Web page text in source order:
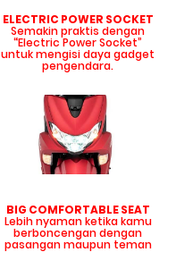
ELECTRIC POWER SOCKET
Semakin praktis dengan
“Electric Power Socket”
untuk mengisi daya gadget
pengendara.
BIG COMFORTABLE SEAT
Lebih nyaman ketika kamu
berboncengan dengan
pasangan maupun teman